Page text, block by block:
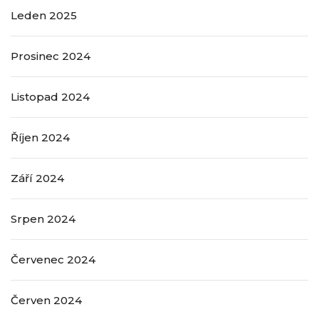
Leden 2025
Prosinec 2024
Listopad 2024
Říjen 2024
Září 2024
Srpen 2024
Červenec 2024
Červen 2024